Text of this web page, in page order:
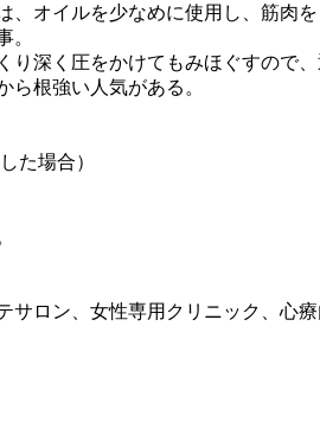
オイルを少なめに使用し、筋肉
。
深く圧をかけてもみほぐすので
ら根強い人気がある。
た場合）
ロン、女性専用クリニック、心療